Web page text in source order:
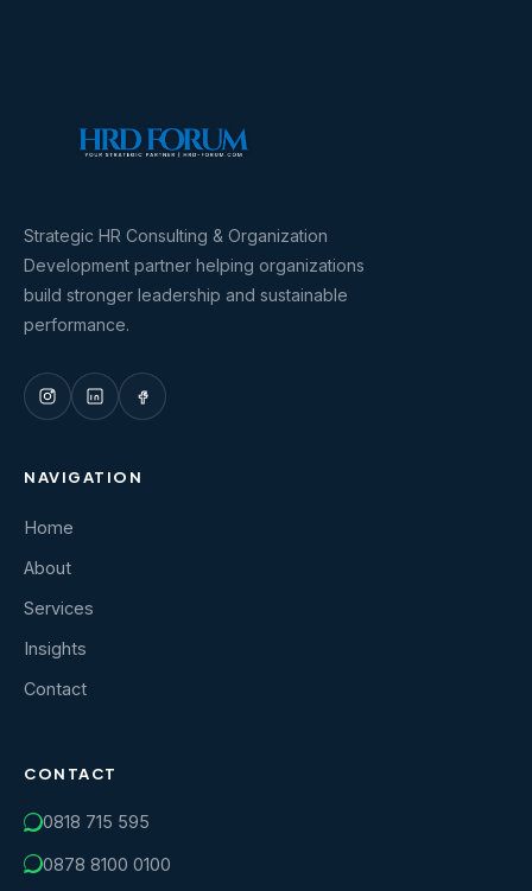
Strategic HR Consulting & Organization
Development partner helping organizations
build stronger leadership and sustainable
performance.
NAVIGATION
Home
About
Services
Insights
Contact
CONTACT
0818 715 595
0878 8100 0100